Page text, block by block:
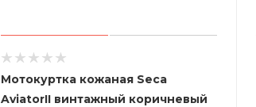
Мотокуртка кожаная Seca
AviatorII винтажный коричневый